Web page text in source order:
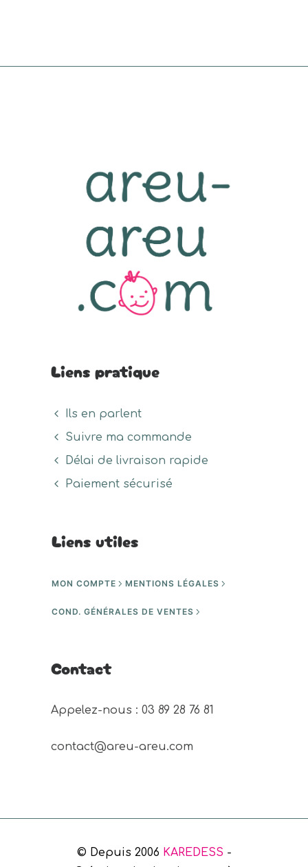
Liens pratique
Ils en parlent
Suivre ma commande
Délai de livraison rapide
Paiement sécurisé
Liens utiles
MON COMPTE MENTIONS LÉGALES
COND. GÉNÉRALES DE VENTES
Contact
Appelez-nous : 03 89 28 76 81
contact@areu-areu.com
© Depuis 2006 KAREDESS -